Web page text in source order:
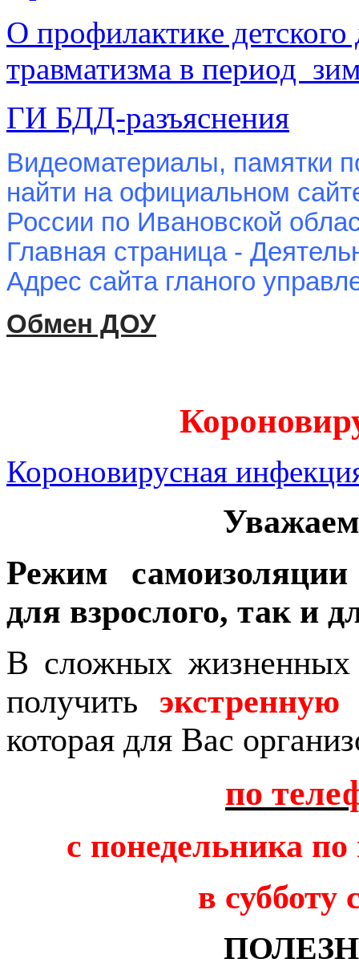
О профилактике
травматизма в период
ГИ БДД-разъяснения
Видеоматериалы, памятки
найти на официальном
России по Ивановской
Главная страница -
Адрес сайта гланого
Обмен ДОУ
Короновирусная
Режим
для взрослого, так и
В сложных жизненных
получить
которая для Вас
по
с понедельника
в субботу